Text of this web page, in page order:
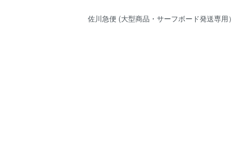
佐川急便 (大型商品・サーフボード発送専用）